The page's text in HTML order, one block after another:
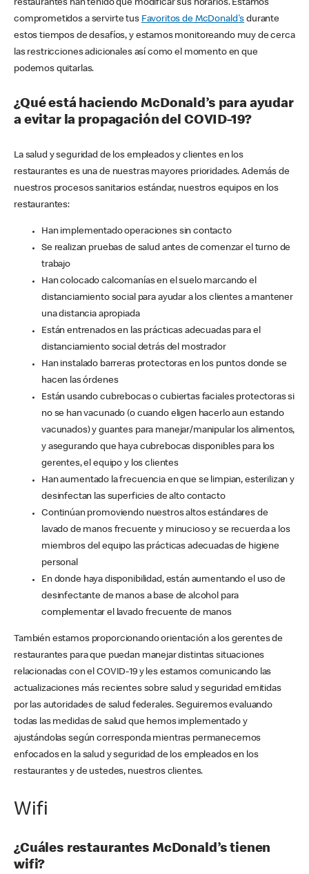
restaurantes han tenido que modificar sus horarios. Estamos
comprometidos a servirte tus Favoritos de McDonald's durante
estos tiempos de desafíos, y estamos monitoreando muy de cerca
las restricciones adicionales así como el momento en que
podemos quitarlas.
¿Qué está haciendo McDonald’s para ayudar
a evitar la propagación del COVID-19?
La salud y seguridad de los empleados y clientes en los
restaurantes es una de nuestras mayores prioridades. Además de
nuestros procesos sanitarios estándar, nuestros equipos en los
restaurantes:
Han implementado operaciones sin contacto
Se realizan pruebas de salud antes de comenzar el turno de
trabajo
Han colocado calcomanías en el suelo marcando el
distanciamiento social para ayudar a los clientes a mantener
una distancia apropiada
Están entrenados en las prácticas adecuadas para el
distanciamiento social detrás del mostrador
Han instalado barreras protectoras en los puntos donde se
hacen las órdenes
Están usando cubrebocas o cubiertas faciales protectoras si
no se han vacunado (o cuando eligen hacerlo aun estando
vacunados) y guantes para manejar/manipular los alimentos,
y asegurando que haya cubrebocas disponibles para los
gerentes, el equipo y los clientes
Han aumentado la frecuencia en que se limpian, esterilizan y
desinfectan las superficies de alto contacto
Continúan promoviendo nuestros altos estándares de
lavado de manos frecuente y minucioso y se recuerda a los
miembros del equipo las prácticas adecuadas de higiene
personal
En donde haya disponibilidad, están aumentando el uso de
desinfectante de manos a base de alcohol para
complementar el lavado frecuente de manos
También estamos proporcionando orientación a los gerentes de
restaurantes para que puedan manejar distintas situaciones
relacionadas con el COVID-19 y les estamos comunicando las
actualizaciones más recientes sobre salud y seguridad emitidas
por las autoridades de salud federales. Seguiremos evaluando
todas las medidas de salud que hemos implementado y
ajustándolas según corresponda mientras permanecemos
enfocados en la salud y seguridad de los empleados en los
restaurantes y de ustedes, nuestros clientes.
Wifi
¿Cuáles restaurantes McDonald’s tienen
wifi?